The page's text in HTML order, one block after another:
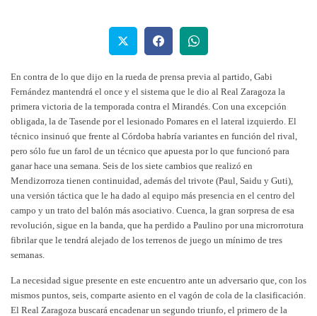
En contra de lo que dijo en la rueda de prensa previa al partido, Gabi
Fernández mantendrá el once y el sistema que le dio al Real Zaragoza la
primera victoria de la temporada contra el Mirandés. Con una excepción
obligada, la de Tasende por el lesionado Pomares en el lateral izquierdo. El
técnico insinuó que frente al Córdoba habría variantes en función del rival,
pero sólo fue un farol de un técnico que apuesta por lo que funcionó para
ganar hace una semana. Seis de los siete cambios que realizó en
Mendizorroza tienen continuidad, además del trivote (Paul, Saidu y Guti),
una versión táctica que le ha dado al equipo más presencia en el centro del
campo y un trato del balón más asociativo. Cuenca, la gran sorpresa de esa
revolución, sigue en la banda, que ha perdido a Paulino por una microrrotura
fibrilar que le tendrá alejado de los terrenos de juego un mínimo de tres
semanas.
La necesidad sigue presente en este encuentro ante un adversario que, con los
mismos puntos, seis, comparte asiento en el vagón de cola de la clasificación.
El Real Zaragoza buscará encadenar un segundo triunfo, el primero de la